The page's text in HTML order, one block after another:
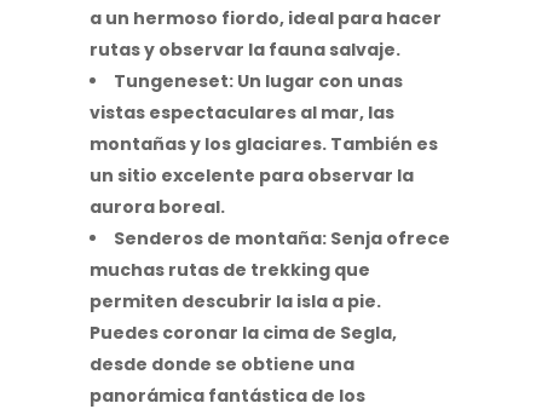
a un hermoso fiordo, ideal para hacer
rutas y observar la fauna salvaje.
Tungeneset: Un lugar con unas
vistas espectaculares al mar, las
montañas y los glaciares. También es
un sitio excelente para observar la
aurora boreal.
Senderos de montaña: Senja ofrece
muchas rutas de trekking que
permiten descubrir la isla a pie.
Puedes coronar la cima de Segla,
desde donde se obtiene una
panorámica fantástica de los